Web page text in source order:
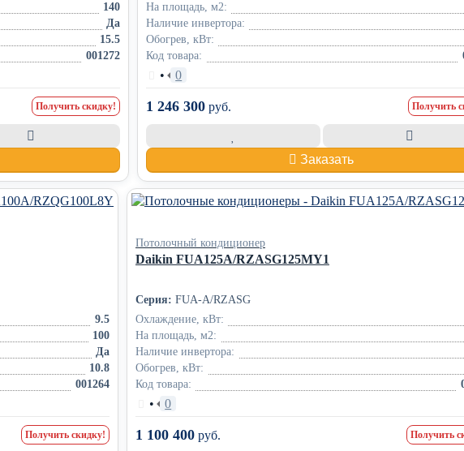
140
Да
15.5
001272
Получить скидку!
На площадь, м2:
Наличие инвертора:
Обогрев, кВт:
Код товара:
• 0
1 246 300 руб. Получить
Заказать
9.5
100
Да
10.8
001264
Получить скидку!
Потолочный кондиционер
Daikin FUA125A/RZASG125MY1
Серия: FUA-A/RZASG
Охлаждение, кВт:
На площадь, м2:
Наличие инвертора:
Обогрев, кВт:
Код товара:
• 0
1 100 400 руб. Получить